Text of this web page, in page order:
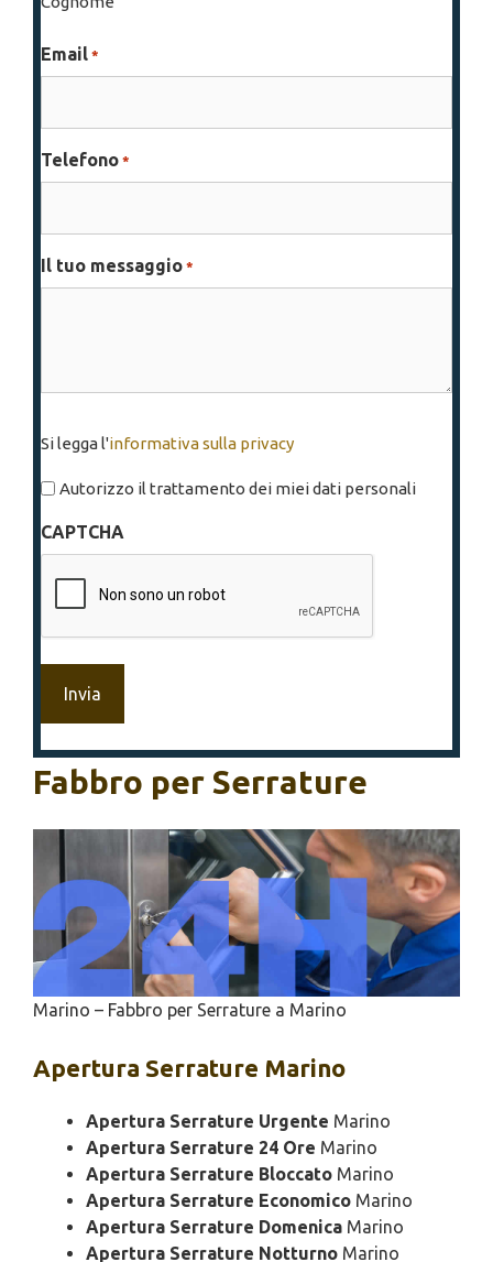
Email *
Telefono *
Il tuo messaggio *
legga
l'informativa
privacy
Si legga l'informativa sulla privacy
Autorizzo il trattamento dei miei dati personali
CAPTCHA
Fabbro per Serrature
Marino – Fabbro per Serrature a Marino
Apertura Serrature Marino
Apertura Serrature Urgente Marino
Apertura Serrature 24 Ore Marino
Apertura Serrature Bloccato Marino
Apertura Serrature Economico Marino
Apertura Serrature Domenica Marino
Apertura Serrature Notturno Marino